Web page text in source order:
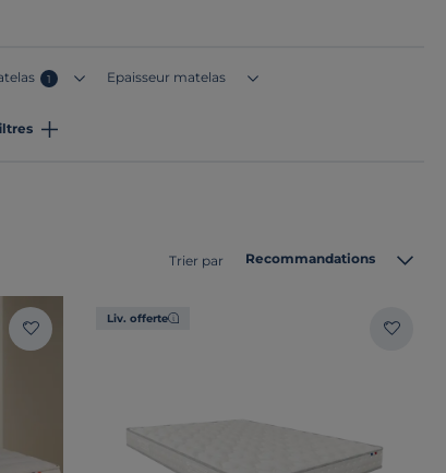
1 Epaisseur matelas
Trier par Recommandations
Liv. offerte